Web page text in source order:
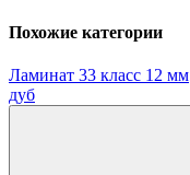
Похожие категории
Ламинат 33 класс 12 мм
дуб